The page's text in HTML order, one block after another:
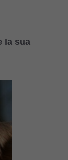
la sua